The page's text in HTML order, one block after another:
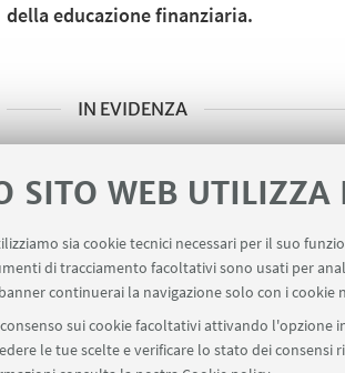
SITO WEB UTILIZZA
sia cookie tecnici necessari per il suo
di tracciamento facoltativi sono usati per
continuerai la navigazione solo con i cookie
sui cookie facoltativi attivando l'opzione
le tue scelte e verificare lo stato dei
della educazione finanziaria.
IN EVIDENZA